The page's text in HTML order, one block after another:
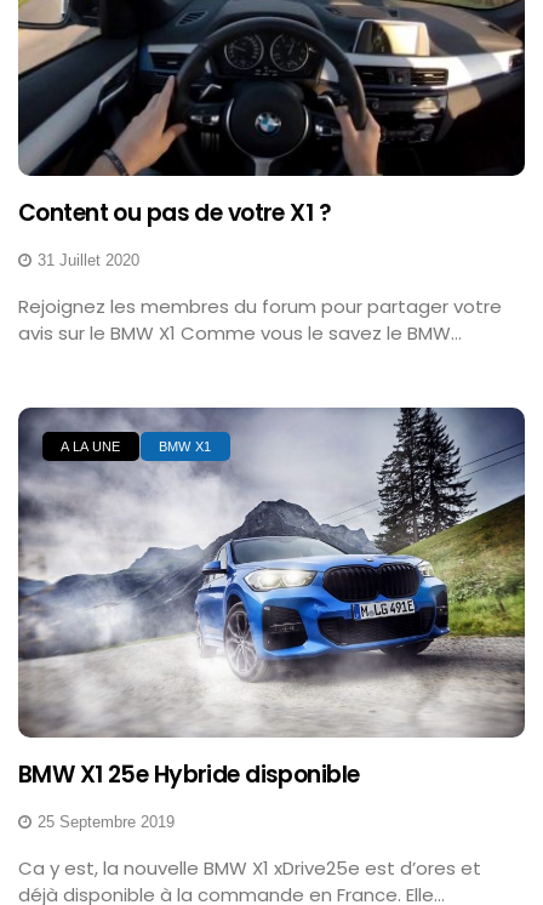
Content ou pas de votre X1 ?
31 Juillet 2020
Rejoignez les membres du forum pour partager votre
avis sur le BMW X1 Comme vous le savez le BMW...
A LA UNE BMW X1
BMW X1 25e Hybride disponible
25 Septembre 2019
Ca y est, la nouvelle BMW X1 xDrive25e est d’ores et
déjà disponible à la commande en France. Elle...